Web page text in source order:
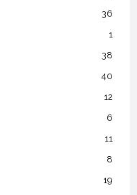
36
1
38
40
12
6
11
8
19